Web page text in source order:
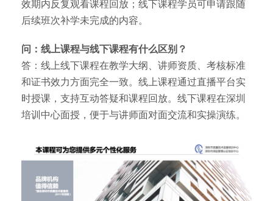
效期内反复观看课程回放；线下课程学员可申请跟随
后续班次补学未完成的内容。
问：线上课程与线下课程有什么区别？
答：线上线下课程在教学大纲、讲师资质、考核标准
和证书效力方面完全一致。线上课程通过直播平台实
时授课，支持互动答疑和课程回放。线下课程在深圳
培训中心面授，便于与讲师面对面交流和实操演练。